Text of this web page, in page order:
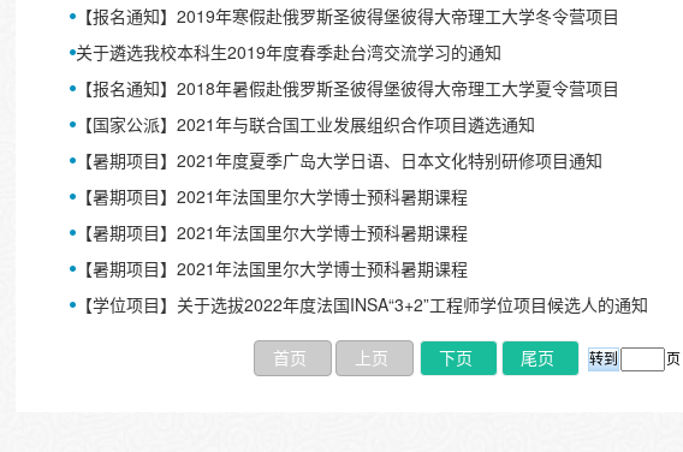
【报名通知】2019年寒假赴俄罗斯圣彼得堡彼得大帝理工大学冬令营项目
关于遴选我校本科生2019年度春季赴台湾交流学习的通知
【报名通知】2018年暑假赴俄罗斯圣彼得堡彼得大帝理工大学夏令营项目
【国家公派】2021年与联合国工业发展组织合作项目遴选通知
【暑期项目】2021年度夏季广岛大学日语、日本文化特别研修项目通知
【暑期项目】2021年法国里尔大学博士预科暑期课程
【暑期项目】2021年法国里尔大学博士预科暑期课程
【暑期项目】2021年法国里尔大学博士预科暑期课程
【学位项目】关于选拔2022年度法国INSA“3+2”工程师学位项目候选人的通知
首页 上页 下页 尾页 页